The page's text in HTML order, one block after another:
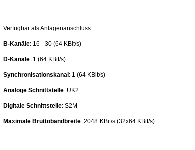
Verfügbar als Anlagenanschluss
B-Kanäle: 16 - 30 (64 KBit/s)
D-Kanäle: 1 (64 KBit/s)
Synchronisationskanal : 1 (64 KBit/s)
Analoge Schnittstelle: UK2
Digitale Schnittstelle: S2M
Maximale Bruttobandbreite: 2048 KBit/s (32x64 KBit/s)